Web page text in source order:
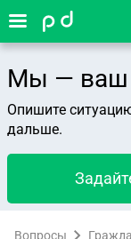
Мы — ваш
Опишите
дальше.
Вопросы